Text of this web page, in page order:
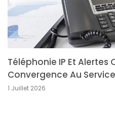
Téléphonie IP Et Alertes
Convergence Au
1 Juillet 2026